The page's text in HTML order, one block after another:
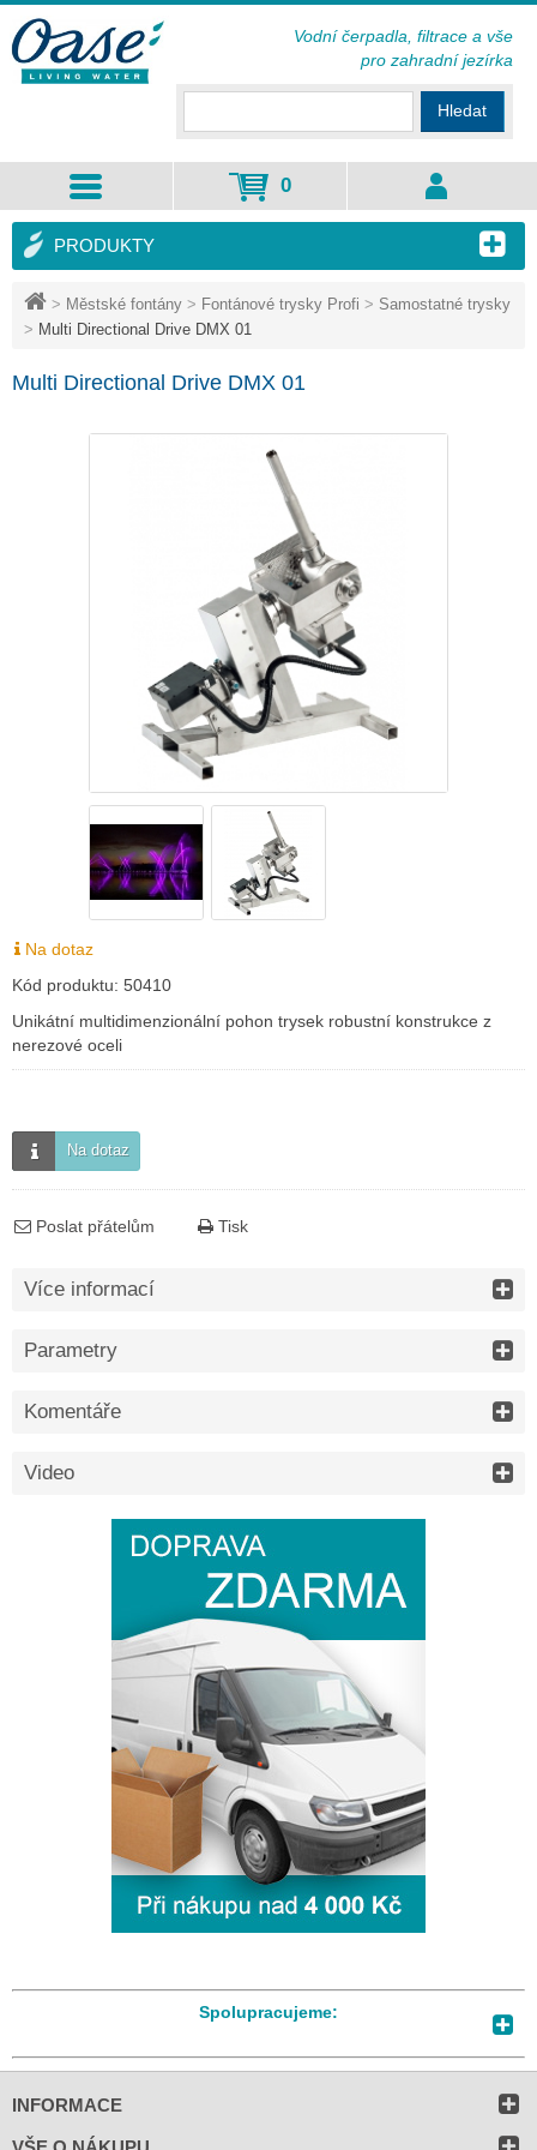
> Městské fontány > Fontánové trysky Profi > Samostatné trysky
> Multi Directional Drive DMX 01
Multi Directional Drive DMX 01
Na dotaz
Kód produktu: 50410
Unikátní multidimenzionální pohon trysek robustní konstrukce z
nerezové oceli
Na dotaz
Poslat přátelům Tisk
Více informací
Parametry
Komentáře
Video
PRODUKTY
Spolupracujeme:
Hledat
0
Vodní čerpadla, filtrace a vše
pro zahradní jezírka
INFORMACE